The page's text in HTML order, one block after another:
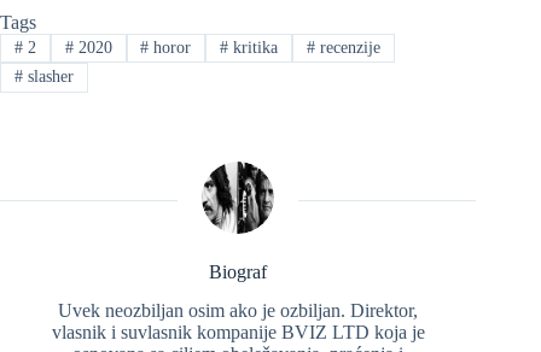
Tags
#2 #2020 # horor # kritika # recenzije
#slasher
Biograf
Uvek neozbiljan osim ako je ozbiljan. Direktor,
vlasnik i suvlasnik kompanije BVIZ LTD koja je